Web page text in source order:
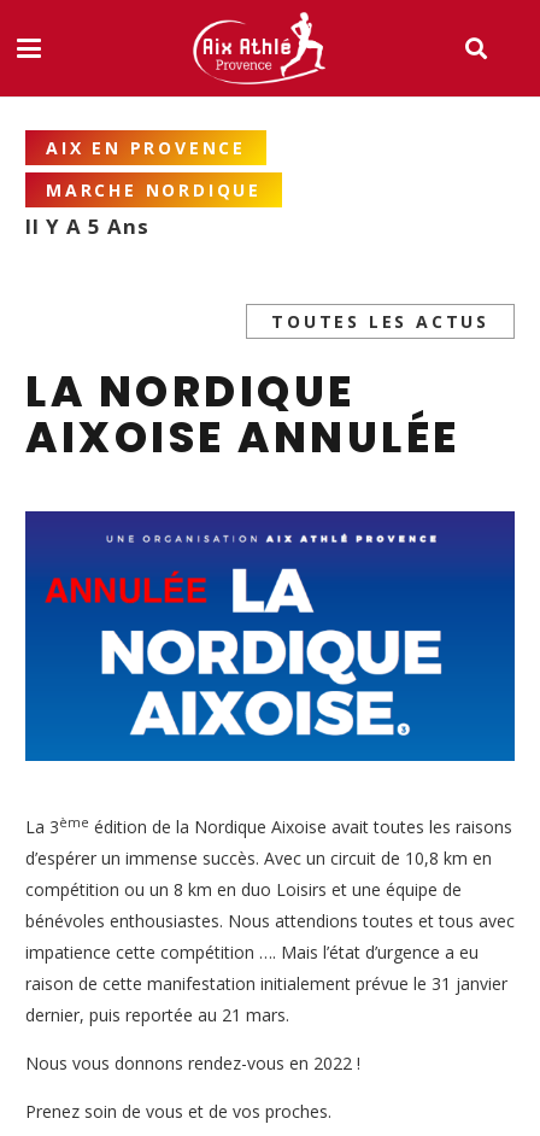
AIX EN PROVENCE
MARCHE NORDIQUE
Il Y A 5 Ans
TOUTES LES ACTUS
LA NORDIQUE
AIXOISE ANNULÉE
La 3ème édition de la Nordique Aixoise avait toutes les raisons
d’espérer un immense succès. Avec un circuit de 10,8 km en
compétition ou un 8 km en duo Loisirs et une équipe de
bénévoles enthousiastes. Nous attendions toutes et tous avec
impatience cette compétition …. Mais l’état d’urgence a eu
raison de cette manifestation initialement prévue le 31 janvier
dernier, puis reportée au 21 mars.
Nous vous donnons rendez-vous en 2022 !
Prenez soin de vous et de vos proches.